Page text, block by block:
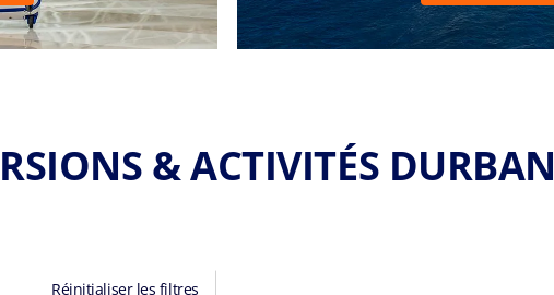
& ACTIVITÉS DURBAN
Réinitialiser les filtres